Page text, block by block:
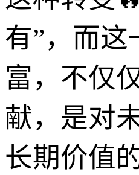
有”，而这
富，不仅
献，是对
长期价值